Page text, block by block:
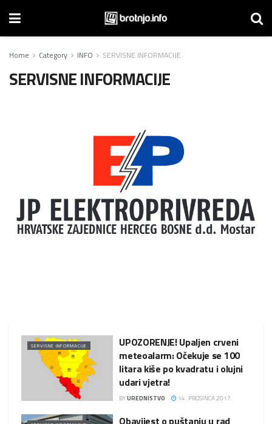
Home Category INFO SERVISNE INFORMACIJE
SERVISNE INFORMACIJE
SERVISNE INFORMACIJE
UPOZORENJE! Upaljen crveni
meteoalarm: Očekuje se 100
litara kiše po kvadratu i olujni
udari vjetra!
BYUREDNISTVO 14. PROSINCA 2017.
Obavijest o puštanju u rad